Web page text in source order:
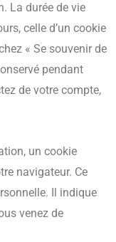
La durée de vie
celle d’un cookie
« Se souvenir de
pendant
de votre compte,
un cookie
navigateur. Ce
Il indique
venez de